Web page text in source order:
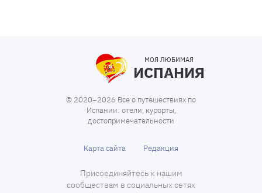
МОЯ ЛЮБИМАЯ
ИСПАНИЯ
© 2020–2026 Все о путешествиях по
Испании: отели, курорты,
достопримечательности
Карта сайта Редакция
Присоединяйтесь к нашим
сообществам в социальных сетях